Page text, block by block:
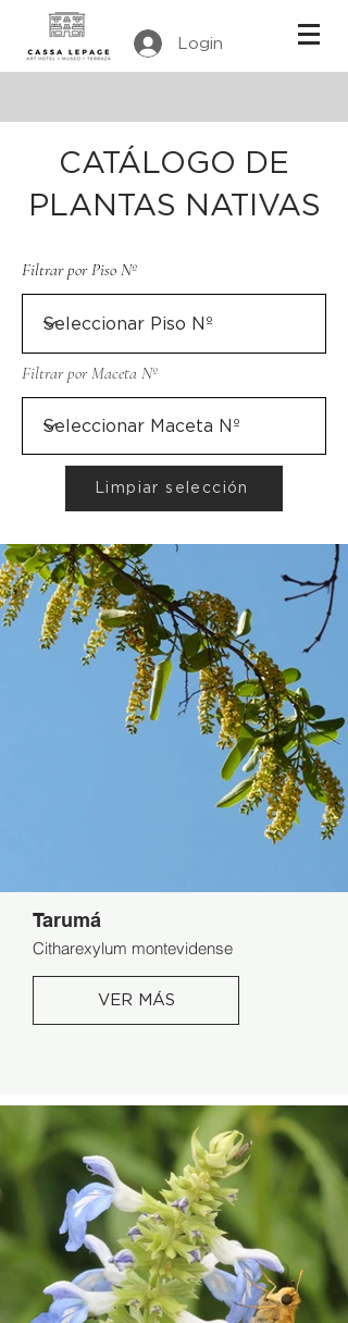
Login
CATÁLOGO DE
PLANTAS NATIVAS
Filtrar por Piso Nº
Filtrar por Maceta Nº
Limpiar selección
Tarumá
Citharexylum montevidense
VER MÁS